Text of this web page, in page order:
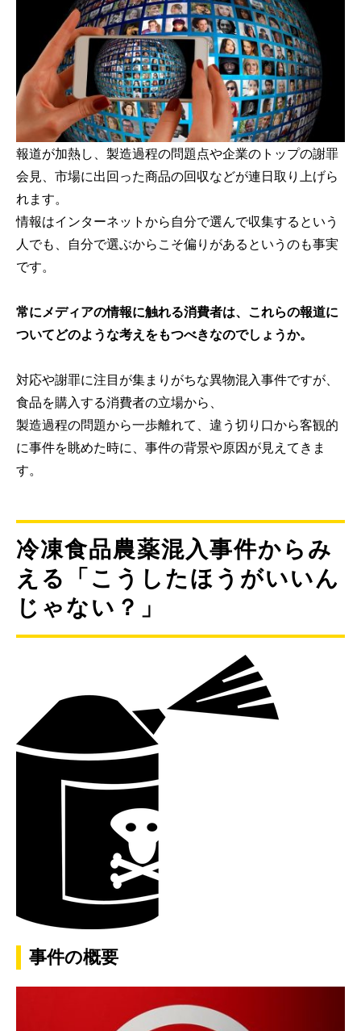
報道が加熱し、製造過程の問題点や企業のトップの謝罪
会見、市場に出回った商品の回収などが連日取り上げら
れます。
情報はインターネットから自分で選んで収集するという
人でも、自分で選ぶからこそ偏りがあるというのも事実
です。
常にメディアの情報に触れる消費者は、これらの報道に
ついてどのような考えをもつべきなのでしょうか。
対応や謝罪に注目が集まりがちな異物混入事件ですが、
食品を購入する消費者の立場から、
製造過程の問題から一歩離れて、違う切り口から客観的
に事件を眺めた時に、事件の背景や原因が見えてきま
す。
冷凍食品農薬混入事件からみ
える「こうしたほうがいいん
じゃない？」
事件の概要